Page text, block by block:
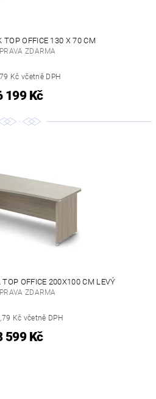
TOP OFFICE 130 X 70 CM
ZDARMA
Kč včetně DPH
199 Kč
OFFICE 200X100 CM LEVÝ
ZDARMA
Kč včetně DPH
599 Kč